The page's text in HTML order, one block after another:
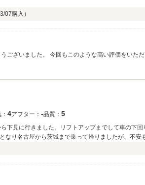
07購入）
ございました。 今回もこのような高い評価をいた
4アフター： ‐品質： 5
下見に行きました。リフトアップまでして車の下
なり名古屋から茨城まで乗って帰りましたが、不安